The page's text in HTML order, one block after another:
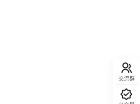
交流群